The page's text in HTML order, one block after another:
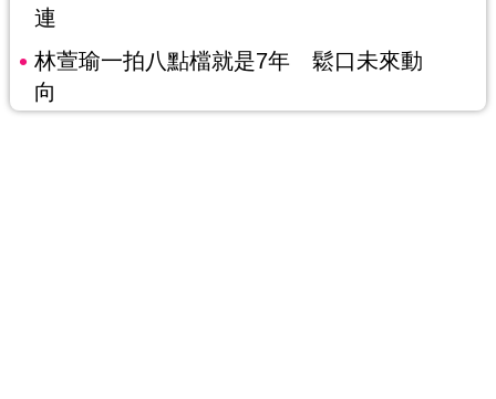
連
林萱瑜一拍八點檔就是7年 鬆口未來動
向